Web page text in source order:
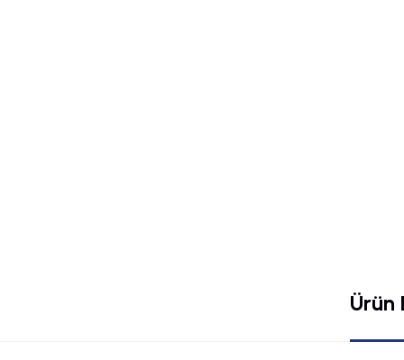
Ürün